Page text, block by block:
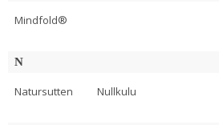
Mindfold®
N
Natursutten Nullkulu